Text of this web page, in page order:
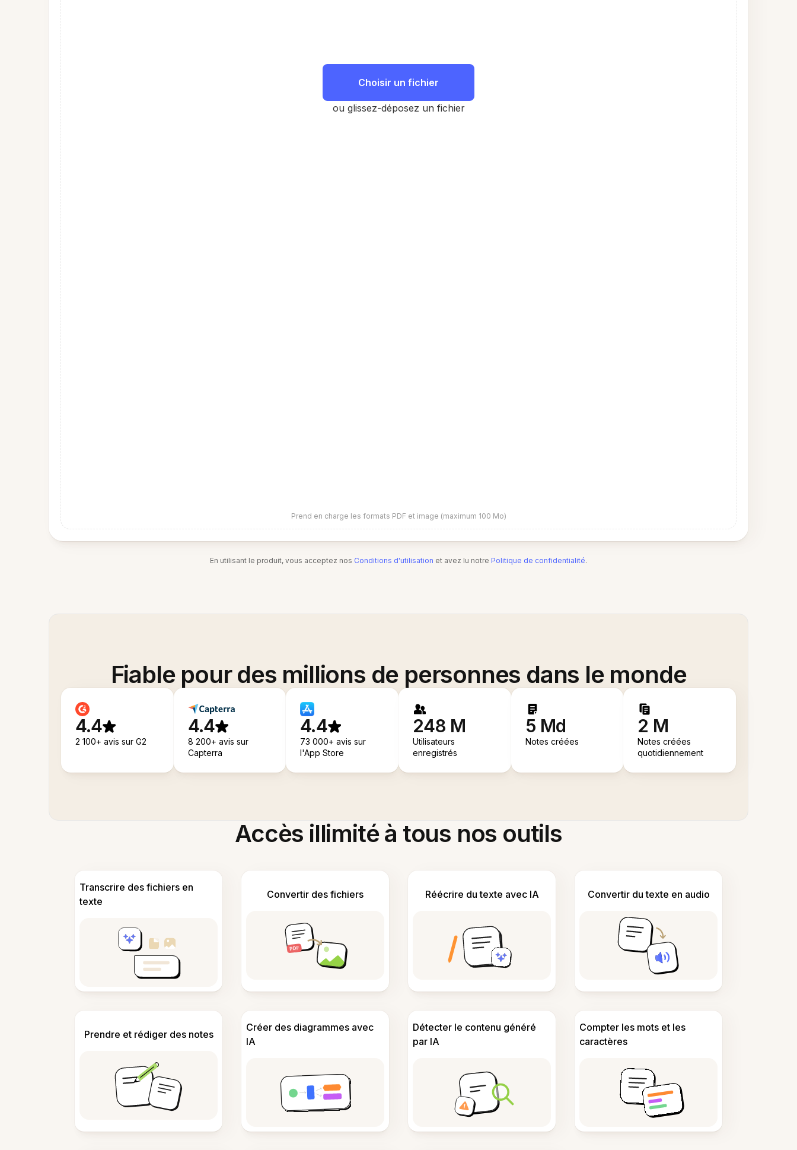
Choisir un fichier
ou glissez-déposez un fichier
Prend en charge les formats PDF et image (maximum 100 Mo)
En utilisant le produit, vous acceptez nos Conditions d'utilisation et avez lu notre Politique de confidentialité.
Fiable pour des millions de personnes dans le monde
4.4
2 100+ avis sur G2
4.4
8 200+ avis sur
Capterra
4.4
73 000+ avis sur
l'App Store
248 M
Utilisateurs
enregistrés
5 Md
Notes créées
2 M
Notes créées
quotidiennement
Accès illimité à tous nos outils
Transcrire des fichiers en
texte
Convertir des fichiers Réécrire du texte avec IA Convertir du texte en audio
Prendre et rédiger des notes
Créer des diagrammes avec
IA
Détecter le contenu généré
par IA
Compter les mots et les
caractères